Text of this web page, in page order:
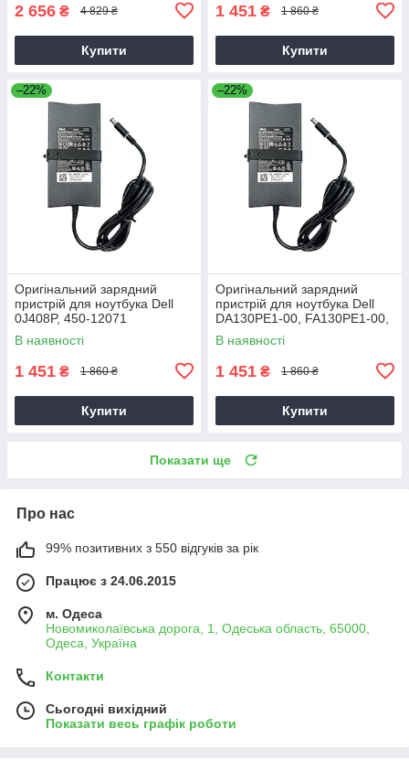
2 656 ₴ 4 829 ₴
Купити
1 451 ₴ 1 860 ₴
Купити
–22%
Оригінальний зарядний
пристрій для ноутбука Dell
0J408P, 450-12071
В наявності
1 451 ₴ 1 860 ₴
Купити
–22%
Оригінальний зарядний
пристрій для ноутбука Dell
DA130PE1-00, FA130PE1-00,
HA130PM160
В наявності
1 451 ₴ 1 860 ₴
Купити
Показати ще
Про нас
99% позитивних з 550 відгуків за рік
Працює з 24.06.2015
м. Одеса
Новомиколаївська дорога, 1, Одеська область, 65000,
Одеса, Україна
Контакти
Сьогодні вихідний
Показати весь графік роботи